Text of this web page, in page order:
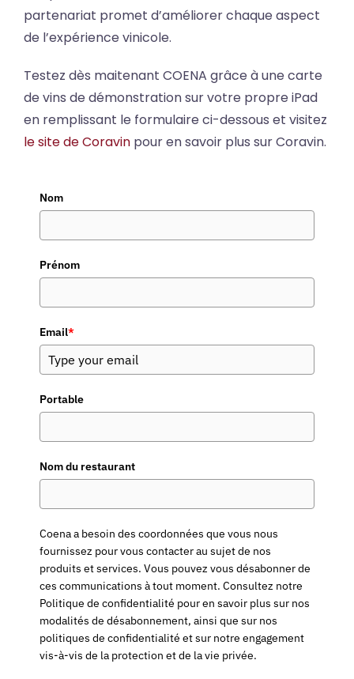
partenariat promet d’améliorer chaque aspect
de l’expérience vinicole.
Testez dès maitenant COENA grâce à une carte
de vins de démonstration sur votre propre iPad
en remplissant le formulaire ci-dessous et visitez
le site de Coravin pour en savoir plus sur Coravin.
Nom
Prénom
Email*
Portable
Nom du restaurant
Coena a besoin des coordonnées que vous nous
fournissez pour vous contacter au sujet de nos
produits et services. Vous pouvez vous désabonner de
ces communications à tout moment. Consultez notre
Politique de confidentialité pour en savoir plus sur nos
modalités de désabonnement, ainsi que sur nos
politiques de confidentialité et sur notre engagement
vis-à-vis de la protection et de la vie privée.